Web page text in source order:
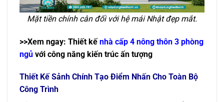
Mặt tiền chính cân đối với hệ mái Nhật đẹp mắt.
>>Xem ngay: Thiết kếnhà cấp 4 nông thôn 3 phòng
ngủ với công năng kiến trúc ấn tượng
Thiết Kế Sảnh Chính Tạo Điểm Nhấn Cho Toàn Bộ
Công Trình